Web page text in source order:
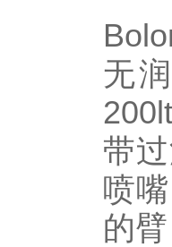
无
带
喷
的臂